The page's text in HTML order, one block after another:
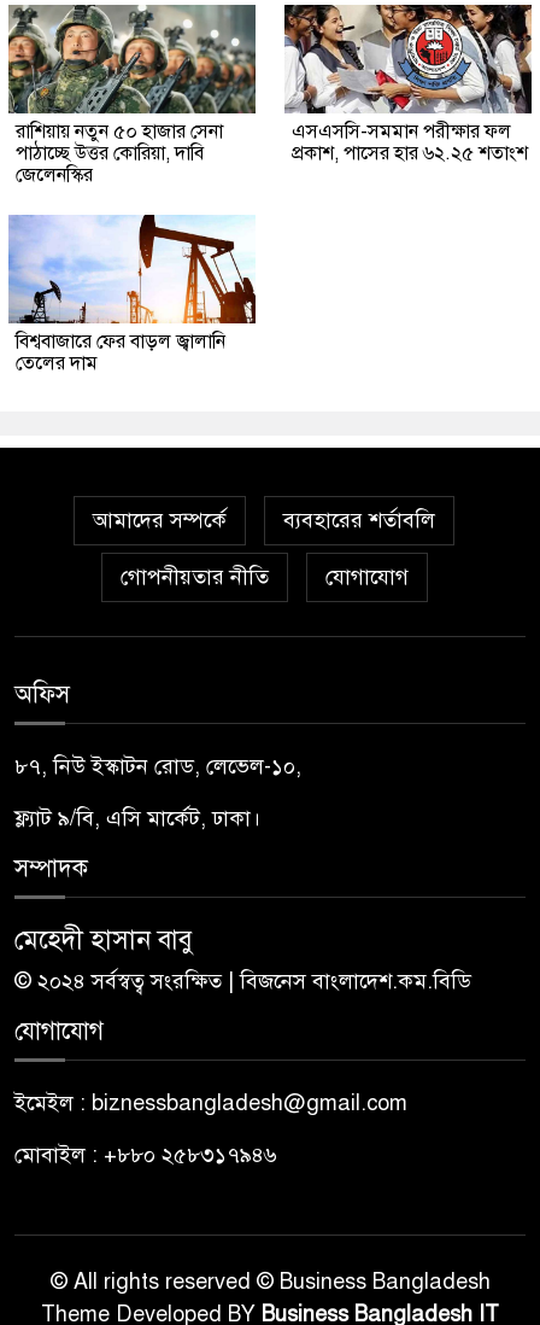
রাশিয়ায় নতুন ৫০ হাজার সেনা
পাঠাচ্ছে উত্তর কোরিয়া, দাবি
জেলেনস্কির
এসএসসি-সমমান পরীক্ষার ফল
প্রকাশ, পাসের হার ৬২.২৫ শতাংশ
বিশ্ববাজারে ফের বাড়ল জ্বালানি
তেলের দাম
আমাদের সম্পর্কে ব্যবহারের শর্তাবলি
গোপনীয়তার নীতি যোগাযোগ
অফিস
৮৭, নিউ ইস্কাটন রোড, লেভেল-১০,
ফ্ল্যাট ৯/বি, এসি মার্কেট, ঢাকা।
সম্পাদক
মেহেদী হাসান বাবু
© ২০২৪ সর্বস্বত্ব সংরক্ষিত | বিজনেস বাংলাদেশ.কম.বিডি
যোগাযোগ
ইমেইল : biznessbangladesh@gmail.com
মোবাইল : +৮৮০ ২৫৮৩১৭৯৪৬
© All rights reserved © Business Bangladesh
Theme Developed BY Business Bangladesh IT